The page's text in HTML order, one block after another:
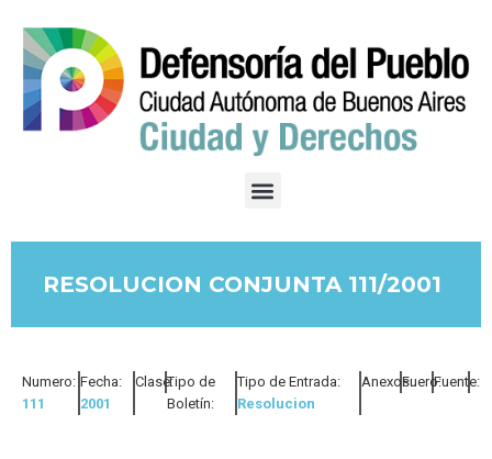
RESOLUCION CONJUNTA 111/2001
Numero:
111
Fecha:
2001
Clase:Tipo de
Boletín:
Tipo de Entrada:
Resolucion
Anexos:Fuero:Fuente: